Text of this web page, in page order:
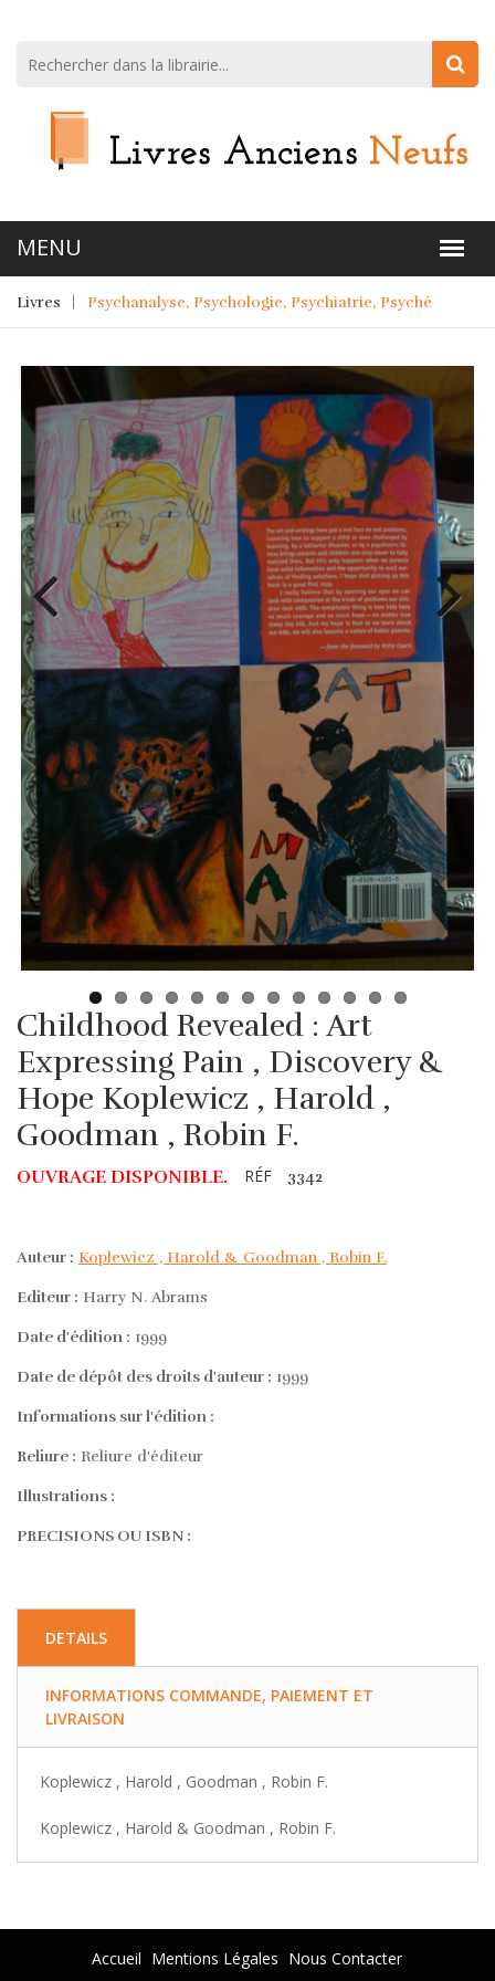
Livres Psychanalyse, Psychologie, Psychiatrie, Psyché
Childhood Revealed : Art
Expressing Pain , Discovery &
Hope Koplewicz , Harold ,
Goodman , Robin F.
OUVRAGE DISPONIBLE. RÉF 3342
Auteur : Koplewicz , Harold & Goodman , Robin F.
Editeur : Harry N. Abrams
Date d'édition : 1999
Date de dépôt des droits d'auteur : 1999
Informations sur l'édition :
Reliure : Reliure d'éditeur
Illustrations :
PRECISIONS OU ISBN :
DETAILS
INFORMATIONS COMMANDE, PAIEMENT ET
LIVRAISON
Koplewicz , Harold , Goodman , Robin F.
Koplewicz , Harold & Goodman , Robin F.
Accueil Mentions Légales Nous Contacter